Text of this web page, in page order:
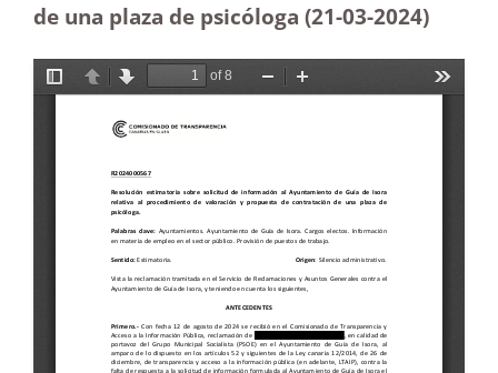
de una plaza de psicóloga (21-03-2024)